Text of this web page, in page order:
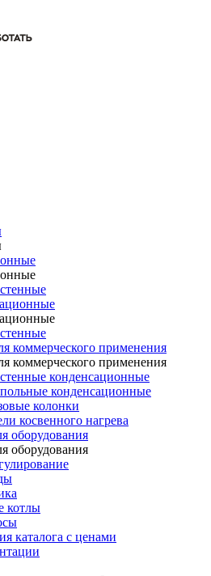
коммерческого применения
коммерческого применения
конденсационные
конденсационные
колонки
косвенного нагрева
оборудования
оборудования
котлы
каталога с ценами